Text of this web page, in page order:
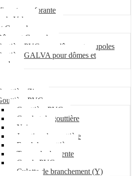
auto-perforante
de Velux
Coupole
et Coupole
PVC pour dômes et coupoles
GALVA pour dômes et
Zinc
PVC
Gouttière PVC
Crochet de gouttière
Naissance
Jonction de gouttière
Fond de gouttière
Tuyau de descente
Coude PVC
Culotte de branchement (Y)